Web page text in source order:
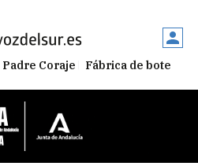
Padre Coraje Fábrica de botellas